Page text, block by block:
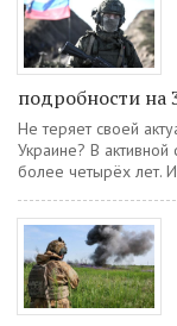
подробности на
Не теряет своей
Украине? В
более четырёх лет.